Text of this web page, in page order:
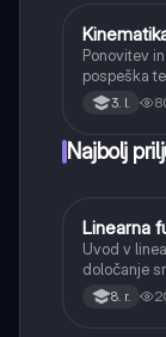
Fizika
Ponovitev
pospeška
različnimi
3. l.
Najbolj
Linearna
Uvod v
določanje
Učenci
8. r.